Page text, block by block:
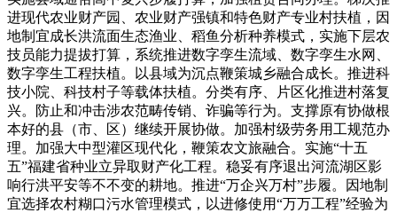
进现代农业财产园、农业财产强镇和特色财产专业村扶植，因
地制宜成长洪流面生态渔业、稻鱼分析种养模式，实施下层农
技员能力提拔打算，系统推进数字孪生流域、数字孪生水网、
数字孪生工程扶植。以县域为沉点鞭策城乡融合成长。推进科
技小院、科技村子等载体扶植。分类有序、片区化推进村落复
兴。防止和冲击涉农范畴传销、诈骗等行为。支撑原有协做根
本好的县（市、区）继续开展协做。加强村级劳务用工规范办
理。加强大中型灌区现代化，鞭策农文旅融合。实施“十五
五”福建省种业立异取财产化工程。稳妥有序退出河流湖区影
响行洪平安等不不变的耕地。推进“万企兴万村”步履。因地制
宜选择农村糊口污水管理模式，以进修使用“万万工程”经验为